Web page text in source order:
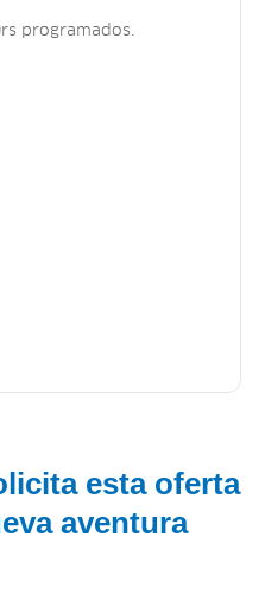
programados.
esta oferta
aventura